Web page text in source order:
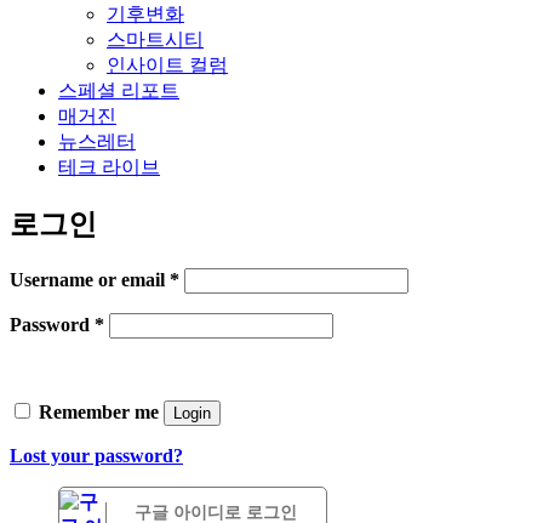
기후변화
스마트시티
인사이트 컬럼
스페셜 리포트
매거진
뉴스레터
테크 라이브
로그인
Username or email *
Password *
Remember me Login
Lost your password?
구글 아이디로 로그인